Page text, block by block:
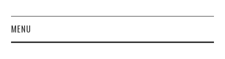
MENU